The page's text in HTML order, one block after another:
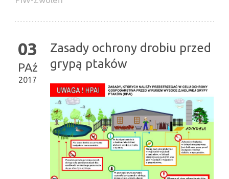
03
PAź
2017
Zasady ochrony drobiu przed
grypą ptaków